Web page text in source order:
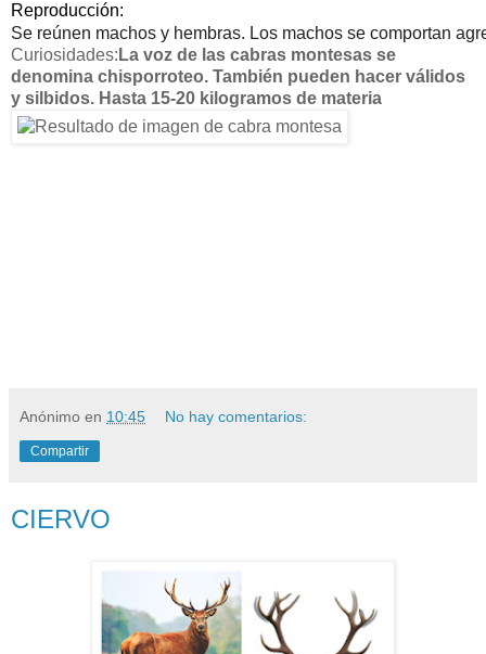
Reproducción:
Se reúnen machos y hembras. Los machos se comportan
Curiosidades: La voz de las cabras montesas se
denomina chisporroteo. También pueden hacer válidos
y silbidos. Hasta 15-20 kilogramos de materia
Anónimo en 10:45 No hay comentarios:
Compartir
CIERVO